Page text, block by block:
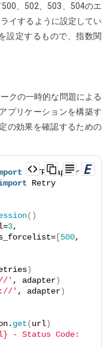
、502、503、504のエ
イするように設定してい
設定するもので、指数関
クの一時的な問題による
プリケーションを構築す
の効果を確認するための
HTTPAdapter
Retry
()
3,
[500
)
' , adapter)
' , adapter)
get(url)
- Status Code: